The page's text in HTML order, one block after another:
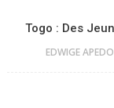
Togo : Des
EDWIGE APEDO